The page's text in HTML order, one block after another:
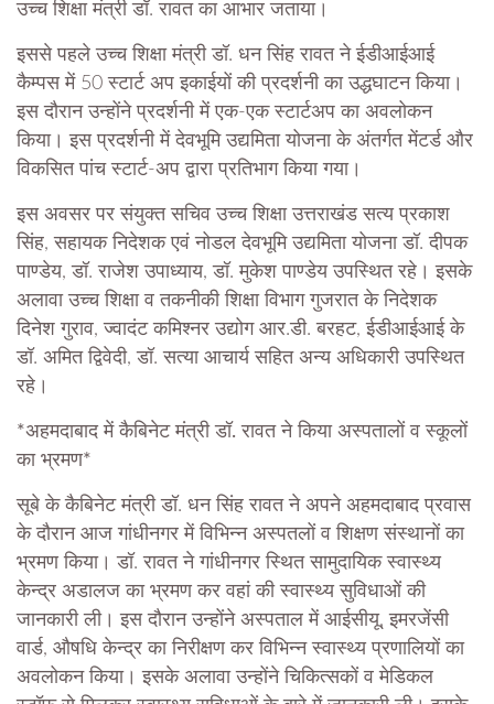
उच्च शिक्षा मंत्री डॉ. रावत का आभार जताया।
इससे पहले उच्च शिक्षा मंत्री डॉ. धन सिंह रावत ने ईडीआईआई
कैम्पस में 50 स्टार्ट अप इकाईयों की प्रदर्शनी का उद्धघाटन किया।
इस दौरान उन्होंने प्रदर्शनी में एक-एक स्टार्टअप का अवलोकन
किया। इस प्रदर्शनी में देवभूमि उद्यमिता योजना के अंतर्गत मेंटर्ड और
विकसित पांच स्टार्ट-अप द्वारा प्रतिभाग किया गया।
इस अवसर पर संयुक्त सचिव उच्च शिक्षा उत्तराखंड सत्य प्रकाश
सिंह, सहायक निदेशक एवं नोडल देवभूमि उद्यमिता योजना डॉ. दीपक
पाण्डेय, डॉ. राजेश उपाध्याय, डॉ. मुकेश पाण्डेय उपस्थित रहे। इसके
अलावा उच्च शिक्षा व तकनीकी शिक्षा विभाग गुजरात के निदेशक
दिनेश गुराव, ज्वादंट कमिश्नर उद्योग आर.डी. बरहट, ईडीआईआई के
डॉ. अमित द्विवेदी, डॉ. सत्या आचार्य सहित अन्य अधिकारी उपस्थित
रहे।
*अहमदाबाद में कैबिनेट मंत्री डॉ. रावत ने किया अस्पतालों व स्कूलों
का भ्रमण*
सूबे के कैबिनेट मंत्री डॉ. धन सिंह रावत ने अपने अहमदाबाद प्रवास
के दौरान आज गांधीनगर में विभिन्न अस्पतलों व शिक्षण संस्थानों का
भ्रमण किया। डॉ. रावत ने गांधीनगर स्थित सामुदायिक स्वास्थ्य
केन्द्र अडालज का भ्रमण कर वहां की स्वास्थ्य सुविधाओं की
जानकारी ली। इस दौरान उन्होंने अस्पताल में आईसीयू, इमरजेंसी
वार्ड, औषधि केन्द्र का निरीक्षण कर विभिन्न स्वास्थ्य प्रणालियों का
अवलोकन किया। इसके अलावा उन्होंने चिकित्सकों व मेडिकल